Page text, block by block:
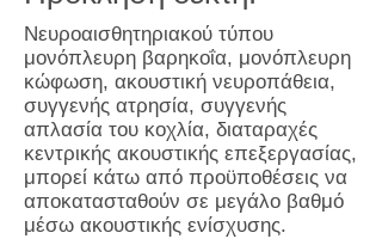
Νευροαισθητηριακού τύπου
μονόπλευρη βαρηκοΐα, μονόπλευρη
κώφωση, ακουστική νευροπάθεια,
συγγενής ατρησία, συγγενής
απλασία του κοχλία, διαταραχές
κεντρικής ακουστικής επεξεργασίας,
μπορεί κάτω από προϋποθέσεις να
αποκατασταθούν σε μεγάλο βαθμό
μέσω ακουστικής ενίσχυσης.